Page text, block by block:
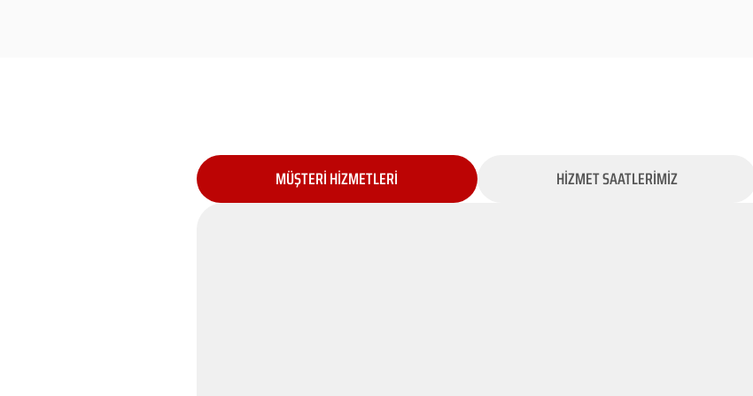
MÜŞTERİ HİZMETLERİ HİZMET SAATLERİMİZ